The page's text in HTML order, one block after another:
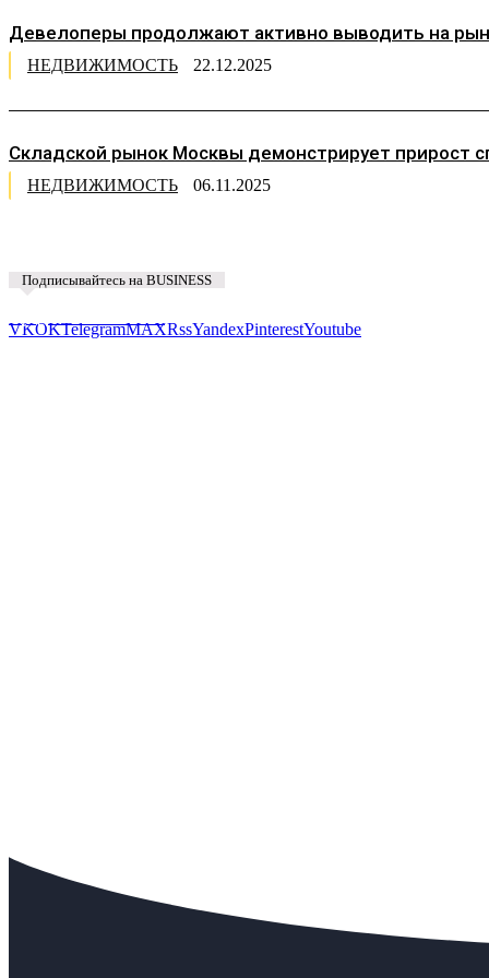
Девелоперы продолжают активно выводить на
НЕДВИЖИМОСТЬ 22.12.2025
Складской рынок Москвы демонстрирует прирост
НЕДВИЖИМОСТЬ 06.11.2025
Подписывайтесь на BUSINESS
VKOKTelegramMAXRssYandexPinterestYoutube